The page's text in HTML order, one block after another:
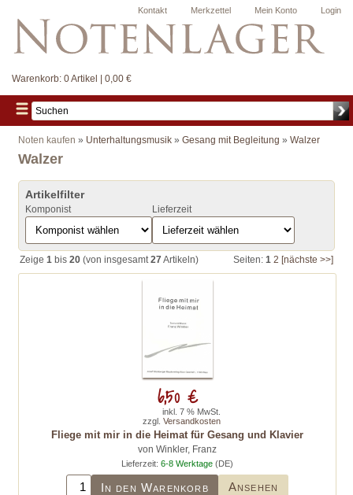
Login
Mein Konto
Merkzettel
Kontakt
Warenkorb: 0 Artikel | 0,00 €
Noten kaufen » Unterhaltungsmusik » Gesang mit Begleitung » Walzer
Walzer
Artikelfilter
Komponist Lieferzeit
Zeige 1 bis 20 (von insgesamt27Artikeln) Seiten: 1 2 [nächste >>]
Fliege mit mir in die Heimat für Gesang und Klavier
von Winkler, Franz
Lieferzeit: 6-8 Werktage (DE)
In den Warenkorb Ansehen
6,50 €
inkl. 7 % MwSt.
zzgl. Versandkosten